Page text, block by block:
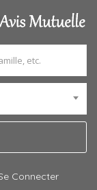
Connecter